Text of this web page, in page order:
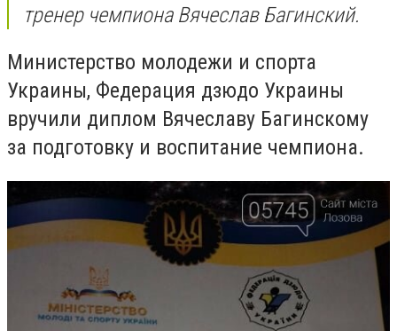
тренер чемпиона Вячеслав Багинский.
Министерство молодежи и спорта
Украины, Федерация дзюдо Украины
вручили диплом Вячеславу Багинскому
за подготовку и воспитание чемпиона.